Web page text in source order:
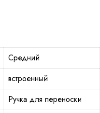
Средний
встроенный
Ручка для переноски